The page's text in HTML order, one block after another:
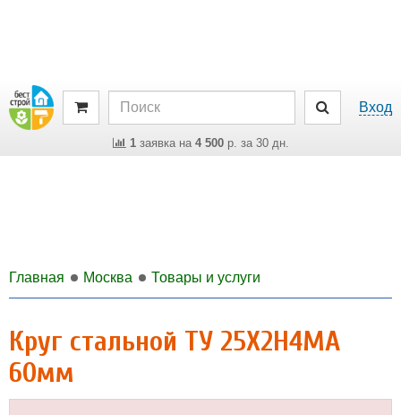
Вход
1заявка на 4 500р. за 30 дн.
Главная Москва Товары и услуги
Круг стальной ТУ 25Х2Н4МА
60мм